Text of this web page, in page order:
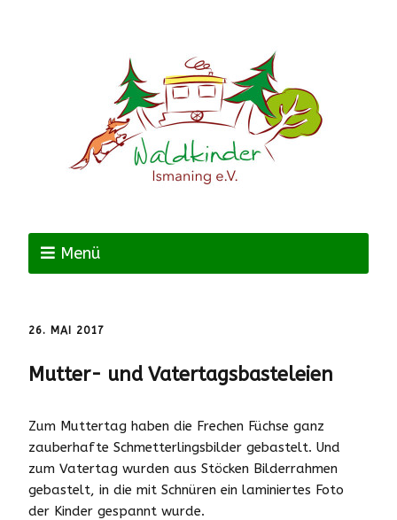
Menü
26. MAI 2017
Mutter- und Vatertagsbasteleien
Zum Muttertag haben die Frechen Füchse ganz
zauberhafte Schmetterlingsbilder gebastelt. Und
zum Vatertag wurden aus Stöcken Bilderrahmen
gebastelt, in die mit Schnüren ein laminiertes Foto
der Kinder gespannt wurde.